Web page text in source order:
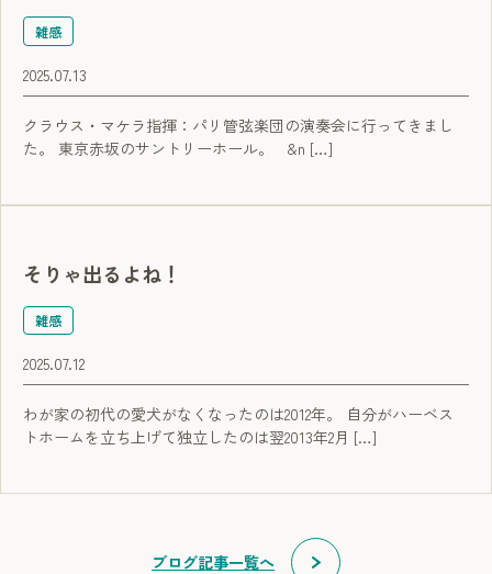
雑感
2025.07.13
クラウス・マケラ指揮：パリ管弦楽団の演奏会に行ってきまし
た。 東京赤坂のサントリーホール。 &n […]
そりゃ出るよね！
雑感
2025.07.12
わが家の初代の愛犬がなくなったのは2012年。 自分がハーベス
トホームを立ち上げて独立したのは翌2013年2月 […]
ブログ記事一覧へ